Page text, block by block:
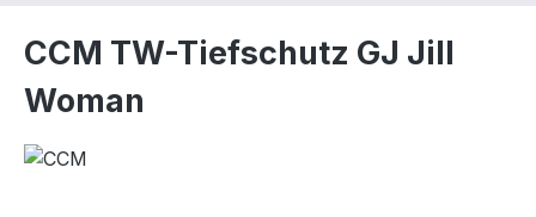
CCM TW-Tiefschutz GJ Jill
Woman